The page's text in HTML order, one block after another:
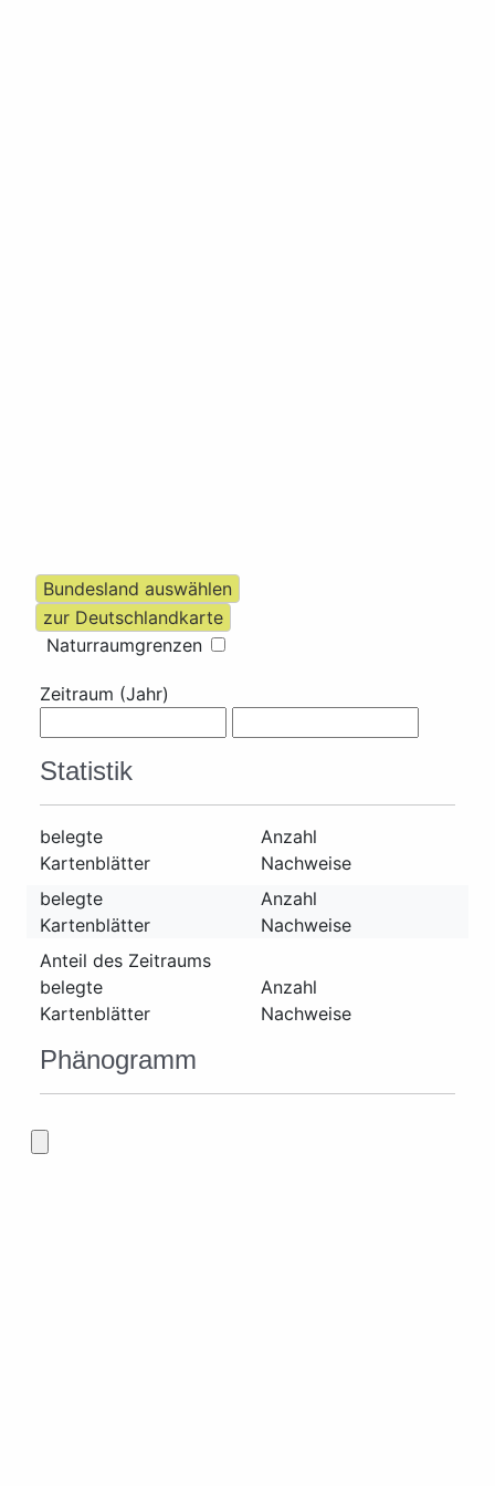
Naturraumgrenzen
Zeitraum (Jahr)
Statistik
belegte
Kartenblätter
Anzahl
Nachweise
belegte
Kartenblätter
Anzahl
Nachweise
Anteil des Zeitraums
belegte
Kartenblätter
Anzahl
Nachweise
Phänogramm